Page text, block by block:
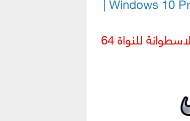
مساحة الاسطوانة للنواة 64